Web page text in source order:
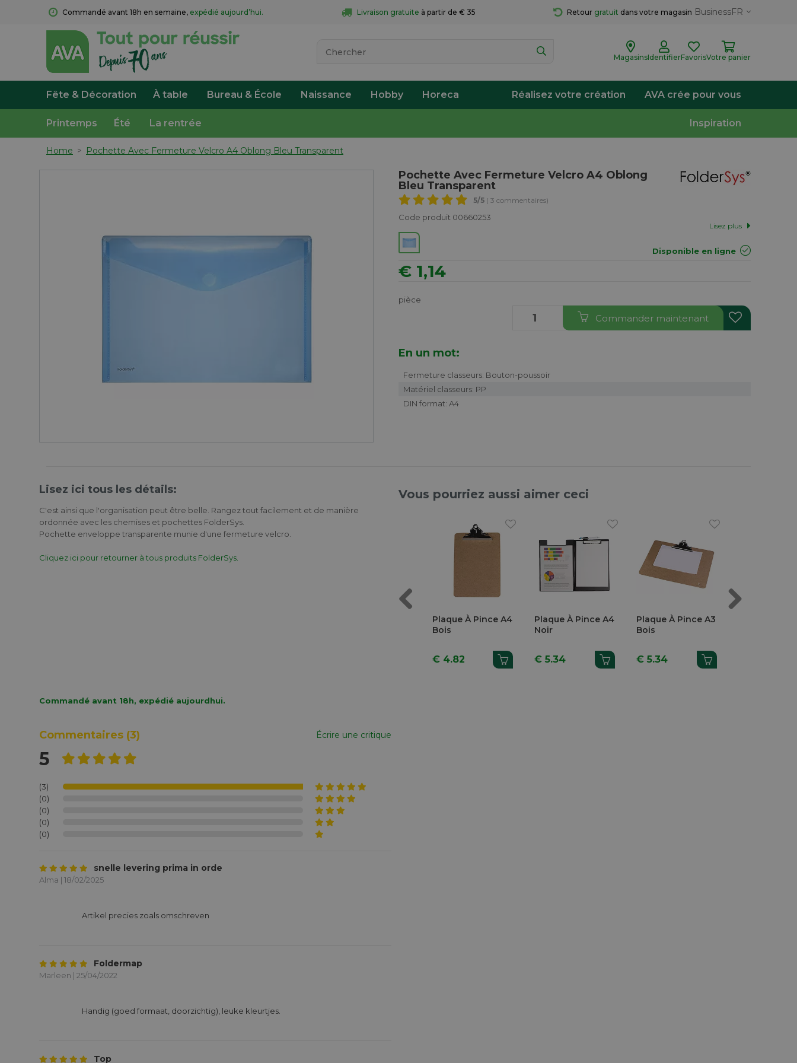
Commandé avant 18h en semaine, expédié aujourd’hui. Livraison gratuite à partir de € 35 Retour gratuit dans votre magasin BusinessFR
MagasinsIdentifierFavorisVotre panier
Fête & Décoration À table Bureau & École Naissance Hobby Horeca Réalisez votre création AVA crée pour vous
Printemps Été La rentrée Inspiration
Home > Pochette Avec Fermeture Velcro A4 Oblong Bleu Transparent
Pochette Avec Fermeture Velcro A4 Oblong
Bleu Transparent
5/5 ( 3 commentaires)
Code produit 00660253
Lisez plus
Disponible en ligne
€ 1,14
pièce
Commander maintenant
En un mot:
Fermeture classeurs: Bouton-poussoir
Matériel classeurs: PP
DIN format: A4
Lisez ici tous les détails:
C'est ainsi que l'organisation peut être belle. Rangez tout facilement et de manière
ordonnée avec les chemises et pochettes FolderSys.
Pochette enveloppe transparente munie d'une fermeture velcro.
Cliquez ici pour retourner à tous produits FolderSys.
Vous pourriez aussi aimer ceci
Plaque À Pince A4
Bois
€ 4.82
Plaque À Pince A4
Noir
€ 5.34
Plaque À Pince A3
Bois
€ 5.34
Commandé avant 18h, expédié aujourdhui.
Commentaires (3) Écrire une critique
5
(3)
(0)
(0)
(0)
(0)
snelle levering prima in orde
Alma | 18/02/2025
Foldermap
Marleen | 25/04/2022
Top